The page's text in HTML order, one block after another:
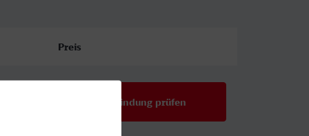
Preis
Verbindung prüfen